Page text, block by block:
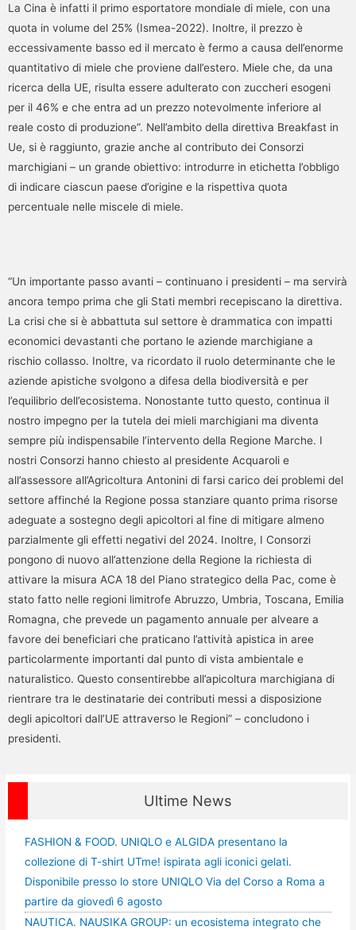
La Cina è infatti il primo esportatore mondiale di miele, con una
quota in volume del 25% (Ismea-2022). Inoltre, il prezzo è
eccessivamente basso ed il mercato è fermo a causa dell’enorme
quantitativo di miele che proviene dall’estero. Miele che, da una
ricerca della UE, risulta essere adulterato con zuccheri esogeni
per il 46% e che entra ad un prezzo notevolmente inferiore al
reale costo di produzione”. Nell’ambito della direttiva Breakfast in
Ue, si è raggiunto, grazie anche al contributo dei Consorzi
marchigiani – un grande obiettivo: introdurre in etichetta l’obbligo
di indicare ciascun paese d’origine e la rispettiva quota
percentuale nelle miscele di miele.
“Un importante passo avanti – continuano i presidenti – ma servirà
ancora tempo prima che gli Stati membri recepiscano la direttiva.
La crisi che si è abbattuta sul settore è drammatica con impatti
economici devastanti che portano le aziende marchigiane a
rischio collasso. Inoltre, va ricordato il ruolo determinante che le
aziende apistiche svolgono a difesa della biodiversità e per
l’equilibrio dell’ecosistema. Nonostante tutto questo, continua il
nostro impegno per la tutela dei mieli marchigiani ma diventa
sempre più indispensabile l’intervento della Regione Marche. I
nostri Consorzi hanno chiesto al presidente Acquaroli e
all’assessore all’Agricoltura Antonini di farsi carico dei problemi del
settore affinché la Regione possa stanziare quanto prima risorse
adeguate a sostegno degli apicoltori al fine di mitigare almeno
parzialmente gli effetti negativi del 2024. Inoltre, I Consorzi
pongono di nuovo all’attenzione della Regione la richiesta di
attivare la misura ACA 18 del Piano strategico della Pac, come è
stato fatto nelle regioni limitrofe Abruzzo, Umbria, Toscana, Emilia
Romagna, che prevede un pagamento annuale per alveare a
favore dei beneficiari che praticano l’attività apistica in aree
particolarmente importanti dal punto di vista ambientale e
naturalistico. Questo consentirebbe all’apicoltura marchigiana di
rientrare tra le destinatarie dei contributi messi a disposizione
degli apicoltori dall’UE attraverso le Regioni” – concludono i
presidenti.
Ultime News
FASHION & FOOD. UNIQLO e ALGIDA presentano la
collezione di T-shirt UTme! ispirata agli iconici gelati.
Disponibile presso lo store UNIQLO Via del Corso a Roma a
partire da giovedì 6 agosto
NAUTICA. NAUSIKA GROUP: un ecosistema integrato che